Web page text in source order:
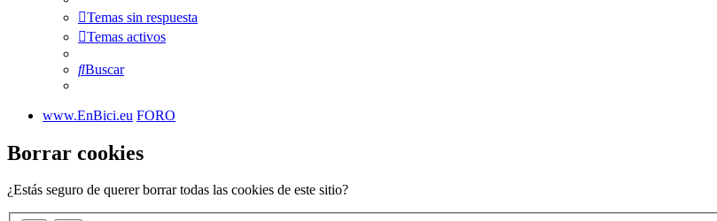
Temas sin respuesta
Temas activos
Buscar
www.EnBici.eu FORO
Borrar cookies
¿Estás seguro de querer borrar todas las cookies de este sitio?